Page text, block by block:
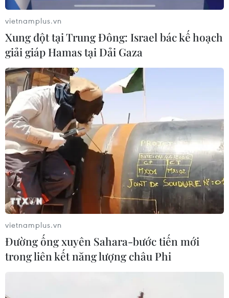
vietnamplus.vn
Xung đột tại Trung Đông: Israel bác kế hoạch
giải giáp Hamas tại Dải Gaza
vietnamplus.vn
Đường ống xuyên Sahara-bước tiến mới
trong liên kết năng lượng châu Phi